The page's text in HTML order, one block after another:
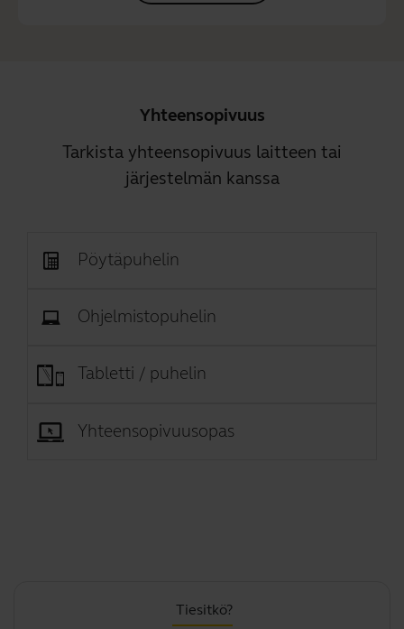
Yhteensopivuus
Tarkista yhteensopivuus laitteen tai
järjestelmän kanssa
Pöytäpuhelin
Ohjelmistopuhelin
Tabletti / puhelin
Yhteensopivuusopas
Tiesitkö?